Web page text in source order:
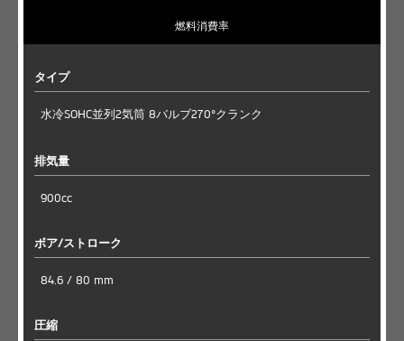
燃料消費率
タイプ
水冷SOHC並列2気筒 8バルブ270°クランク
排気量
900cc
ボア/ストローク
84.6 / 80 mm
圧縮